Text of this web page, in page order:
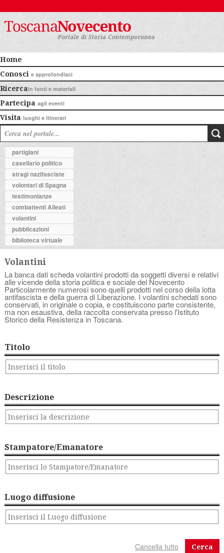
Home
Conosci e approfondisci
Ricercain fonti e materiali
Partecipa agli eventi
Visita luoghi e itinerari
partigiani
casellario politico
stragi nazifasciste
volontari di Spagna
testimonianze
combattenti Alleati
volantini
pubblicazioni
biblioteca virtuale
Volantini
La banca dati scheda volantini prodotti da soggetti diversi e relativi
alle vicende della storia politica e sociale del Novecento
Particolarmente numerosi sono quelli prodotti nel corso della lotta
antifascista e della guerra di Liberazione. I volantini schedati sono
conservati, in originale o copia, e costituiscono parte consistente,
ma non esaustiva, della raccolta conservata presso l'Istituto
Storico della Resistenza in Toscana.
Titolo
Descrizione
Stampatore/Emanatore
Luogo diffusione
Cerca